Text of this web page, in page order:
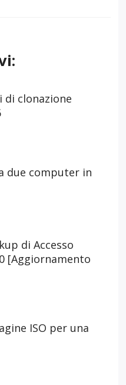
clonazione
due computer in
di Accesso
[Aggiornamento
ISO per una